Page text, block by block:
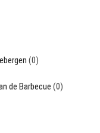
(0)
de Barbecue (0)